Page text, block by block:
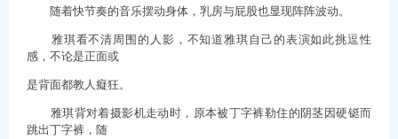
随着快节奏的音乐摆动身体，乳房与屁股也显现阵阵波动。
雅琪看不清周围的人影，不知道雅琪自己的表演如此挑逗性
感，不论是正面或
是背面都教人癡狂。
雅琪背对着摄影机走动时，原本被丁字裤勒住的阴茎因硬铤而
跳出丁字裤，随